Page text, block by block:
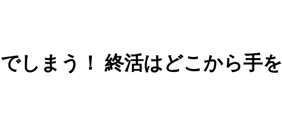
しまう！ 終活はどこから手